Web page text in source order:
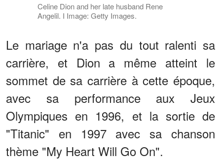
Celine Dion and her late husband Rene
Angelil. I Image: Getty Images.
Le mariage n'a pas du tout ralenti sa
carrière, et Dion a même atteint le
sommet de sa carrière à cette époque,
avec sa performance aux Jeux
Olympiques en 1996, et la sortie de
"Titanic" en 1997 avec sa chanson
thème "My Heart Will Go On".